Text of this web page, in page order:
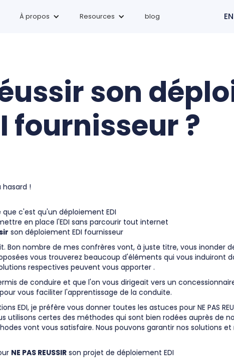
À propos Resources blog EN
son
fournisseur ?
!
c'est qu'un déploiement EDI
en place l'EDI sans parcourir tout internet
son déploiement EDI fournisseur
Bon nombre de mes confrères vont, à juste titre, vous inonder
vous trouverez beaucoup d'éléments qui vous induiront
respectives peuvent vous apporter .
de conduire et que l'on vous dirigeait vers un
vous faciliter l'apprentissage de la conduite.
EDI, je préfère vous donner toutes les astuces pour NE PAS
utilisons certes des méthodes qui sont bien rodées auprès de
vont vous satisfaire. Nous pouvons garantir nos solutions
NE PAS REUSSIR son projet de déploiement EDI